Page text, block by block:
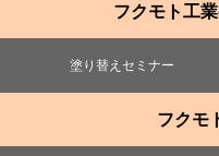
フクモト工
塗り替えセミナー
フクモ